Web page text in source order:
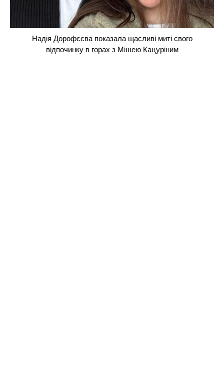
Надія Дорофєєва показала щасливі миті свого
відпочинку в горах з Мішею Кацуріним